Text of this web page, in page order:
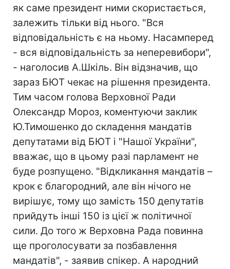
як саме президент ними скористається,
залежить тільки від нього. "Вся
відповідальність є на ньому. Насамперед
- вся відповідальність за неперевибори",
- наголосив А.Шкіль. Він відзначив, що
зараз БЮТ чекає на рішення президента.
Тим часом голова Верховної Ради
Олександр Мороз, коментуючи заклик
Ю.Тимошенко до складення мандатів
депутатами від БЮТ і "Нашої України",
вважає, що в цьому разі парламент не
буде розпущено. "Відкликання мандатів –
крок є благородний, але він нічого не
вирішує, тому що замість 150 депутатів
прийдуть інші 150 із цієї ж політичної
сили. До того ж Верховна Рада повинна
ще проголосувати за позбавлення
мандатів", - заявив спікер. А народний